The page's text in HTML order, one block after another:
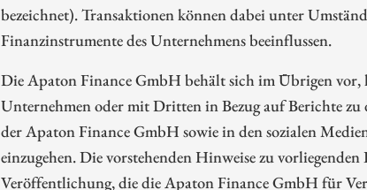
bezeichnet). Transaktionen können dabei unter
Finanzinstrumente des Unternehmens beeinflussen.
Die Apaton Finance GmbH behält sich im Übrigen
Unternehmen oder mit Dritten in Bezug auf Berichte
der Apaton Finance GmbH sowie in den sozialen
einzugehen. Die vorstehenden Hinweise zu
Veröffentlichung, die die Apaton Finance GmbH für